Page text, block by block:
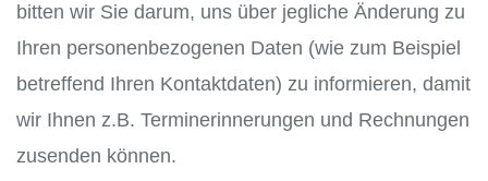
bitten wir Sie darum, uns über jegliche Änderung zu
Ihren personenbezogenen Daten (wie zum Beispiel
betreffend Ihren Kontaktdaten) zu informieren, damit
wir Ihnen z.B. Terminerinnerungen und Rechnungen
zusenden können.